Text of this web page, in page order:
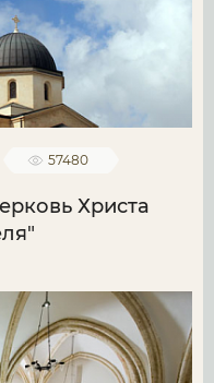
57480
Христа